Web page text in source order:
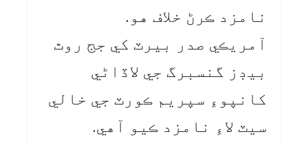
نامزد ڪرڻ خلاف هو.
آمريڪي صدر بيرٽ کي جج روٿ
بيڊز گنسبرگ جي لاڏاڻي
کانپوءِ سپريم ڪورٽ جي خالي
سيٽ لاءِ نامزد ڪيو آهي.